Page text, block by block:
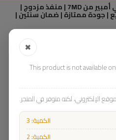
| العملاق | باور بانك 30000 مللي أمبير من 7MD | منفذ مزدوج |
| جودة ممتازة | ضمان سنتين |
This product is not available
الإلكتروني، لكنه متوفر في المتجر.
الكمية: 3
الكمية: 2